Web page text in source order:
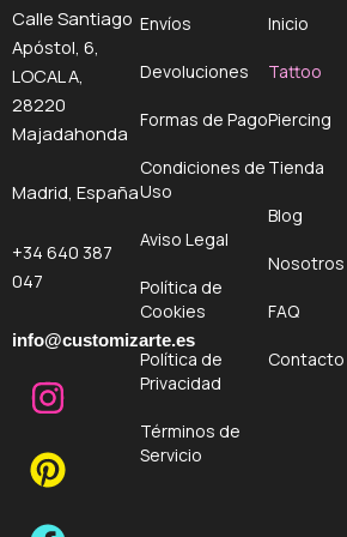
Calle Santiago
Apóstol, 6,
LOCAL A,
28220
Majadahonda
Madrid, España
+34 640 387
047
info@customizarte.es
I
n
s
t
a
P
i
n
t
e
F
a
c
e
b
Envíos
Devoluciones
Formas de Pago
Condiciones de
Uso
Aviso Legal
Política de
Cookies
Política de
Privacidad
Términos de
Servicio
Inicio
Tattoo
Piercing
Tienda
Blog
Nosotros
FAQ
Contacto